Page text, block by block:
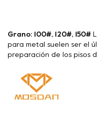
Grano: 100#, 120#, 150#
para metal suelen ser el
preparación de los pisos